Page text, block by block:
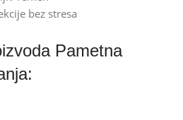
bez stresa
Pametna